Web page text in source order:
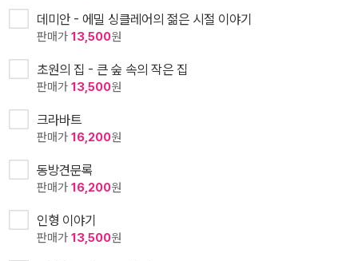
데미안 - 에밀 싱클레어의 젊은 시절 이야기
판매가 13,500원
초원의 집 - 큰 숲 속의 작은 집
판매가 13,500원
크라바트
판매가 16,200원
동방견문록
판매가 16,200원
인형 이야기
판매가 13,500원